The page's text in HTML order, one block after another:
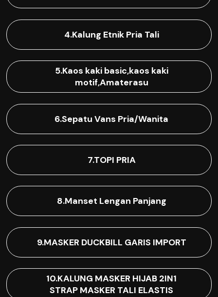
4.Kalung Etnik Pria Tali
5.Kaos kaki basic,kaos kaki
motif,Amaterasu
6.Sepatu Vans Pria/Wanita
7.TOPI PRIA
8.Manset Lengan Panjang
9.MASKER DUCKBILL GARIS IMPORT
10.KALUNG MASKER HIJAB 2IN1
STRAP MASKER TALI ELASTIS